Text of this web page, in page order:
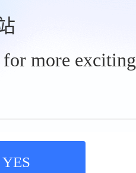
more exciting
YES